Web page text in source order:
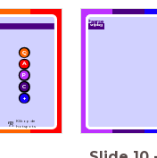
en
Q
A
P
C
+
Klik op de
hotspots
Paarse
vrijdag